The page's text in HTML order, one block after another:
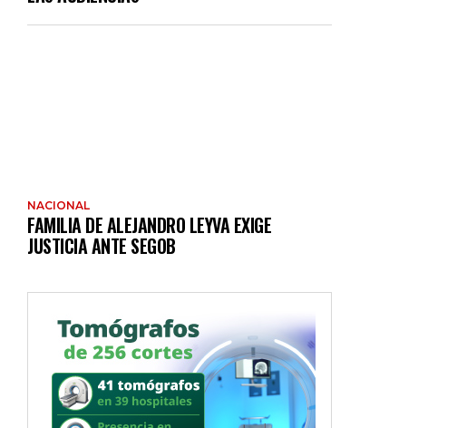
NACIONAL
FAMILIA DE ALEJANDRO LEYVA EXIGE
JUSTICIA ANTE SEGOB